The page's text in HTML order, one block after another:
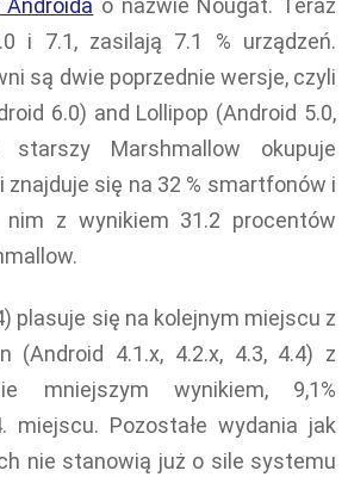
o nazwie Nougat. Teraz
i 7.1, zasilają 7.1 % urządzeń.
są dwie poprzednie wersje, czyli
6.0) and Lollipop (Android 5.0,
Marshmallow okupuje
się na 32 % smartfonów i
z wynikiem 31.2 procentów
plasuje się na kolejnym miejscu z
(Android 4.1.x, 4.2.x, 4.3, 4.4) z
mniejszym wynikiem, 9,1%
miejscu. Pozostałe wydania jak
nie stanowią już o sile systemu